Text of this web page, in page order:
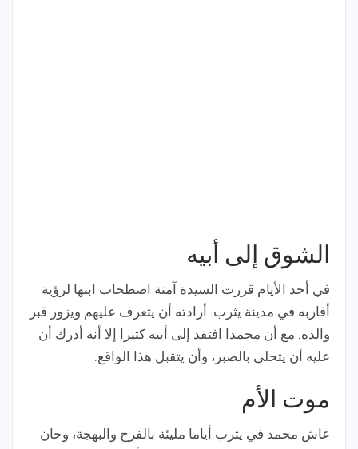
الشوق إلى أبيه
في أحد الأيام قررت السيدة آمنة اصطحاب ابنها لرؤية
أقاربه في مدينة يثرب. أرادته أن يتعرف عليهم ويزور قبر
والده. مع أن محمدا افتقد إلى أبيه كثيرا إلا أنه أدرك أن
عليه أن يتحلى بالصبر، وأن يتقبل هذا الواقع.
موت الأم
عاش محمد في يثرب أياما مليئة بالفرح والبهجة، وحان